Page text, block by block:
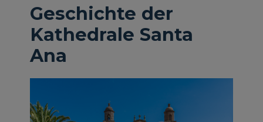
Geschichte der
Kathedrale Santa
Ana